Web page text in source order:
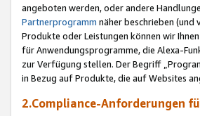
angeboten werden, oder andere
Partnerprogramm näher beschrieben
Produkte oder Leistungen können wir
für Anwendungsprogramme, die Alexa-
zur Verfügung stellen. Der Begriff
in Bezug auf Produkte, die auf Websites
2.Compliance-Anforderungen